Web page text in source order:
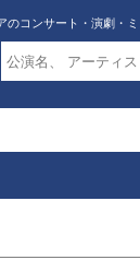
のコンサート・演劇・